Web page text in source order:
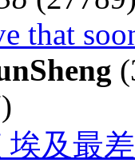
that
埃及最